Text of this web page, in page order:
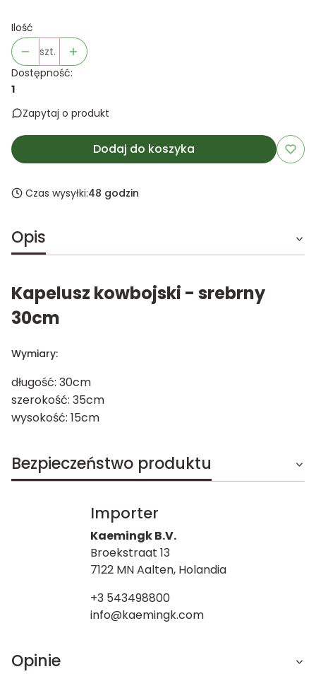
Ilość
szt.
Dostępność:
1
Zapytaj o produkt
Dodaj do koszyka
Czas wysyłki:48 godzin
Opis
Kapelusz kowbojski - srebrny
30cm
Wymiary:
długość: 30cm
szerokość: 35cm
wysokość: 15cm
Bezpieczeństwo produktu
Importer
Kaemingk B.V.
Broekstraat 13
7122 MN Aalten, Holandia
+3 543498800
info@kaemingk.com
Opinie